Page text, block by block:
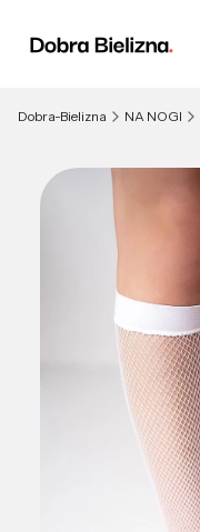
Dobra-Bielizna NA NOGI